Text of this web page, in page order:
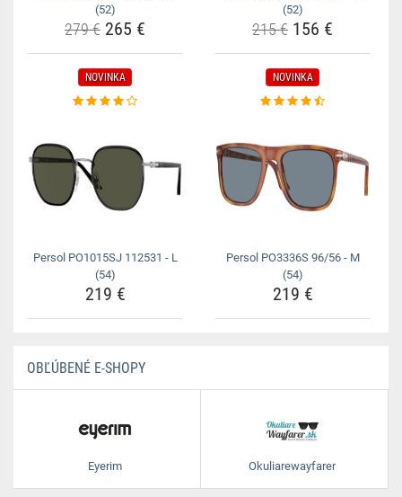
(52)
279 € 265 €
(52)
215 € 156 €
NOVINKA
Persol PO1015SJ 112531 - L
(54)
219 €
NOVINKA
Persol PO3336S 96/56 - M
(54)
219 €
OBĽÚBENÉ E-SHOPY
Eyerim Okuliarewayfarer